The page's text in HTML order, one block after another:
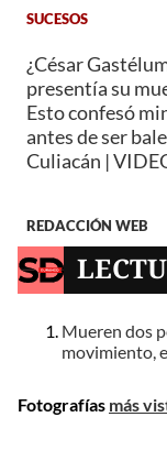
SUCESOS
¿César
presentía su
Esto confesó
antes de ser
Culiacán |
REDACCIÓN WEB
Mueren dos
movimiento,
Fotografías más